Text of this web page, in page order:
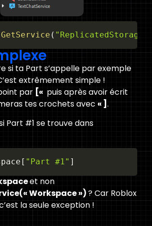
GetService ( "ReplicatedStorage"
si ta Part s’appelle par exemple
extrêmement simple !
par [« puis après avoir écrit
tes crochets avec« ].
Part #1 se trouve dans
[ "Part #1" ]
et non
Workspace »)? Car Roblox
la seule exception !